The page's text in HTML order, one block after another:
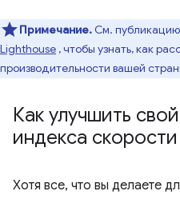
Примечание. См. публикацию
Lighthouse , чтобы узнать, как
производительности вашей
Как улучшить
индекса скорости
Хотя все, что вы делаете